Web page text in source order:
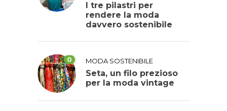
I tre pilastri per
rendere la moda
davvero sostenibile
0 MODA SOSTENIBILE
Seta, un filo prezioso
per la moda vintage